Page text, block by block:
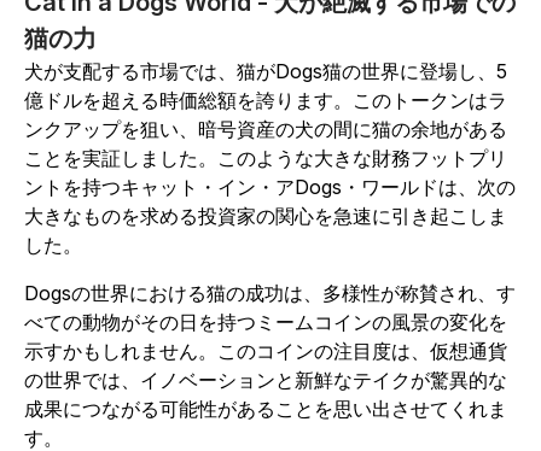
猫の力
犬が支配する市場では、猫がDogs猫の世界に登場し、5
億ドルを超える時価総額を誇ります。このトークンはラ
ンクアップを狙い、暗号資産の犬の間に猫の余地がある
ことを実証しました。このような大きな財務フットプリ
ントを持つキャット・イン・アDogs・ワールドは、次の
大きなものを求める投資家の関心を急速に引き起こしま
した。
Dogsの世界における猫の成功は、多様性が称賛され、す
べての動物がその日を持つミームコインの風景の変化を
示すかもしれません。このコインの注目度は、仮想通貨
の世界では、イノベーションと新鮮なテイクが驚異的な
成果につながる可能性があることを思い出させてくれま
す。